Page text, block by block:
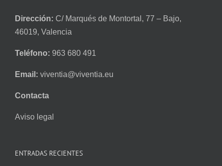
Dirección: C/ Marqués de Montortal, 77 – Bajo,
46019, Valencia
Teléfono: 963 680 491
Email: viventia@viventia.eu
Contacta
Aviso legal
ENTRADAS RECIENTES